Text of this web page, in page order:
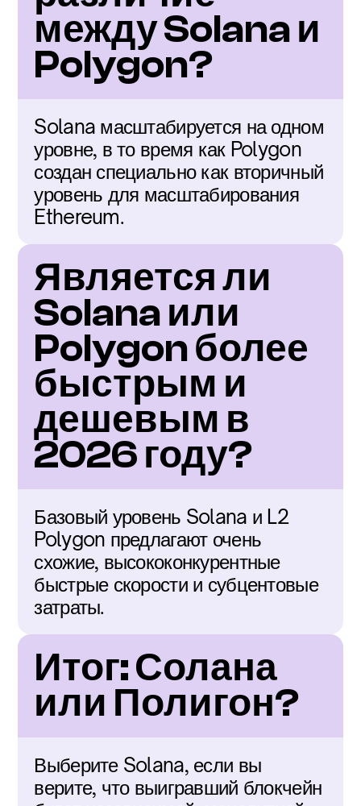
между Solana и
Polygon?
Solana масштабируется на одном
уровне, в то время как Polygon
создан специально как вторичный
уровень для масштабирования
Ethereum.
Является ли
Solana или
Polygon более
быстрым и
дешевым в
2026 году?
Базовый уровень Solana и L2
Polygon предлагают очень
схожие, высококонкурентные
быстрые скорости и субцентовые
затраты.
Итог: Солана
или Полигон?
Выберите Solana, если вы
верите, что выигравший блокчейн